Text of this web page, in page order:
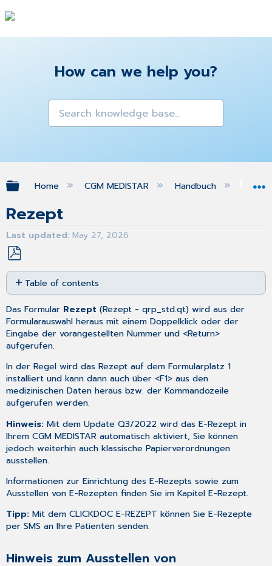
How can we help you?
Expand/collapse global hierarchy
Home CGM MEDISTAR Handbuch
Rezept
Last updated May 27, 2026
Save
as
PDF
Table of contents
zum
Ausstellen
von
Verordnungen
durch
Ärzte
in
Weiterbildung
oder
Vertretung
Aufbau
des
Rezeptdialogs
Bereich
Eingabe
Rezept
Bereich
Das Formular Rezept (Rezept - qrp_std.qt) wird aus der
Formularauswahl heraus mit einem Doppelklick oder der
Eingabe der vorangestellten Nummer und <Return>
aufgerufen.
In der Regel wird das Rezept auf dem Formularplatz 1
installiert und kann dann auch über <F1> aus den
medizinischen Daten heraus bzw. der Kommandozeile
aufgerufen werden.
Hinweis:Mit dem Update Q3/2022 wird das E-Rezept in
Ihrem CGM MEDISTAR automatisch aktiviert, Sie können
jedoch weiterhin auch klassische Papierverordnungen
ausstellen.
Informationen zur Einrichtung des E-Rezepts sowie zum
Ausstellen von E-Rezepten finden Sie im KapitelE-Rezept.
Tipp:Mit demCLICKDOC E-REZEPT können Sie E-Rezepte
per SMS an Ihre Patienten senden.
Hinweis zum Ausstellen von